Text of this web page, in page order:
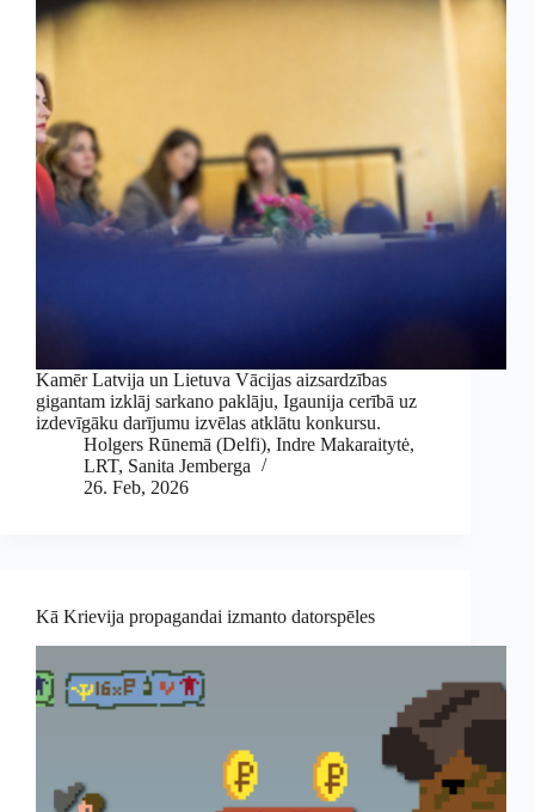
Kamēr Latvija un Lietuva Vācijas aizsardzības
gigantam izklāj sarkano paklāju, Igaunija cerībā uz
izdevīgāku darījumu izvēlas atklātu konkursu.
Holgers Rūnemā (Delfi), Indre Makaraitytė,
LRT, Sanita Jemberga
26. Feb, 2026
Kā Krievija propagandai izmanto datorspēles